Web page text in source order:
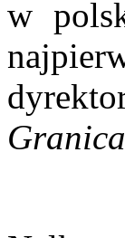
w
Granica